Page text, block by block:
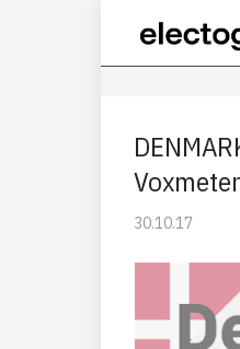
30.10.17